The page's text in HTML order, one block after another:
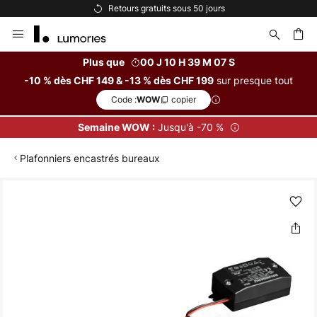
Retours gratuits sous 50 jours
Allez
au
Plus que
00 J 10 H 39 M 07 S
-10 % dès CHF 149 & -13 % dès CHF 199 sur presque tout
Code :WOW copier
Semaine WOW :Jusqu'à -70 %
Plafonniers encastrés bureaux